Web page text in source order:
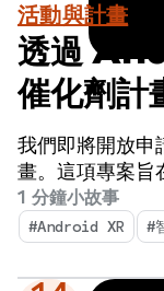
活動與計畫
透過
催化劑計
備。立即
我們即將開放申
畫。這項專案旨
並在明年內推出。
1 分鐘小故事
#Android XR #